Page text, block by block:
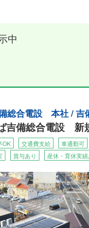
中
総合電設 本社 / 吉
吉備総合電設 新
OK 交通費支給 車通勤可
賞与あり 産休・育休実績